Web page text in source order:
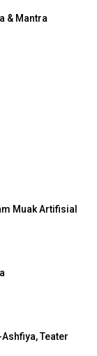
& Mantra
Muak Artifisial
Teater